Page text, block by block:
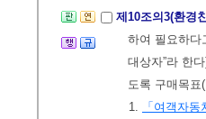
제10조의3(환경
하여 필요하
대상자”라 한
도록 구매목표
1.
「여객자